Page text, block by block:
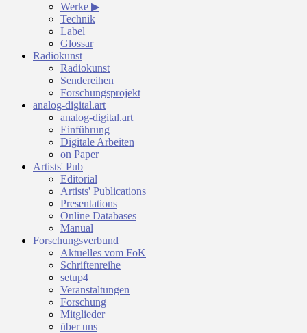
Werke ▶
Technik
Label
Glossar
Radiokunst
Radiokunst
Sendereihen
Forschungsprojekt
analog-digital.art
analog-digital.art
Einführung
Digitale Arbeiten
on Paper
Artists' Pub
Editorial
Artists' Publications
Presentations
Online Databases
Manual
Forschungsverbund
Aktuelles vom FoK
Schriftenreihe
setup4
Veranstaltungen
Forschung
Mitglieder
über uns